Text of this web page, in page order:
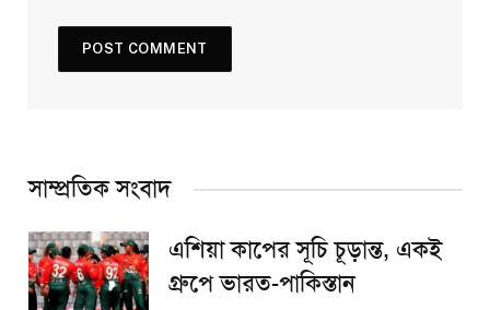
সাম্প্রতিক সংবাদ
এশিয়া কাপের সূচি চূড়ান্ত, একই
গ্রুপে ভারত-পাকিস্তান